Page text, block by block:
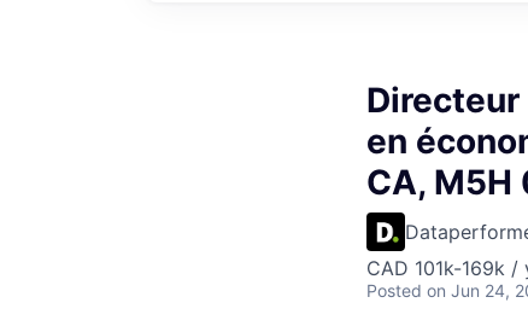
en
CA, M5H
CAD 101k-169k /
Posted on Jun 24,